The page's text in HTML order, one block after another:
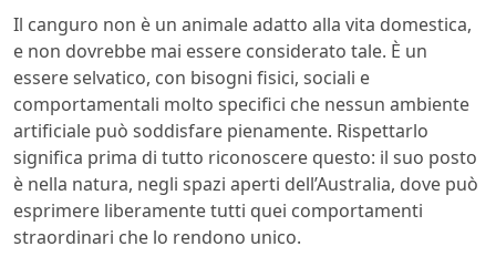
Il canguro non è un animale adatto alla vita domestica,
e non dovrebbe mai essere considerato tale. È un
essere selvatico, con bisogni fisici, sociali e
comportamentali molto specifici che nessun ambiente
artificiale può soddisfare pienamente. Rispettarlo
significa prima di tutto riconoscere questo: il suo posto
è nella natura, negli spazi aperti dell’Australia, dove può
esprimere liberamente tutti quei comportamenti
straordinari che lo rendono unico.